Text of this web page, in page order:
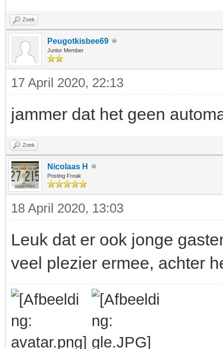
Zoek
Peugotkisbee69
Junior Member
17 April 2020, 22:13
jammer dat het geen
Zoek
Nicolaas H
Posting Freak
18 April 2020, 13:03
Leuk dat er ook jonge
veel plezier ermee, achter